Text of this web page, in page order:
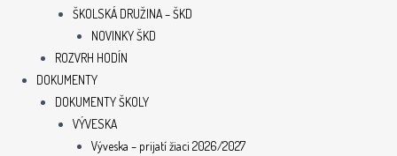
ŠKOLSKÁ DRUŽINA – ŠKD
NOVINKY ŠKD
ROZVRH HODÍN
DOKUMENTY
DOKUMENTY ŠKOLY
VÝVESKA
Výveska – prijatí žiaci 2026/2027